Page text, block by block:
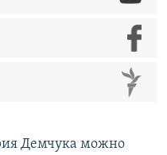
Демчука можно